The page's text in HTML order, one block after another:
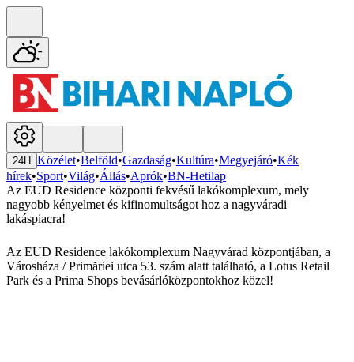
24H Közélet•Belföld•Gazdaság•Kultúra•Megyejáró•Kék
hírek•Sport•Világ•Állás•Aprók•BN-Hetilap
Az EUD Residence központi fekvésű lakókomplexum, mely
nagyobb kényelmet és kifinomultságot hoz a nagyváradi
lakáspiacra!
Az EUD Residence lakókomplexum Nagyvárad központjában, a
Városháza / Primăriei utca 53. szám alatt található, a Lotus Retail
Park és a Prima Shops bevásárlóközpontokhoz közel!